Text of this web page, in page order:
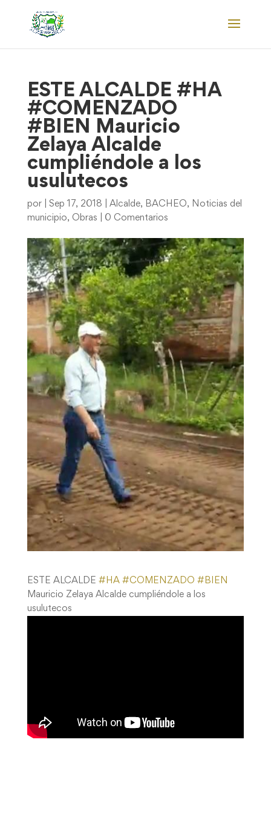
ESTE ALCALDE #HA
#COMENZADO
#BIEN Mauricio
Zelaya Alcalde
cumpliéndole a los
usulutecos
por Sep 17, 2018 Alcalde, BACHEO,
Noticias del
municipio, Obras 0 Comentarios
ESTE ALCALDE # HA #COMENZADO # BIEN
Mauricio Zelaya Alcalde cumpliéndole a los
usulutecos